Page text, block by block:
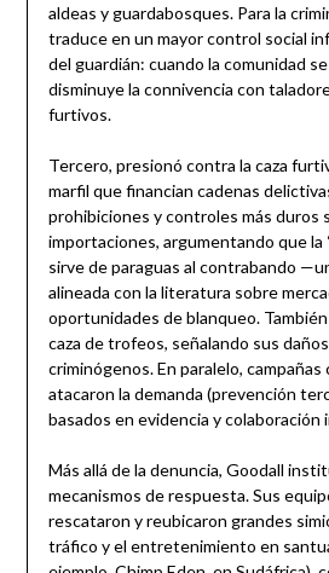
aldeas y guardabosques. Para la
traduce en un mayor control social
del guardián: cuando la comunidad
disminuye la connivencia con
furtivos.
Tercero, presionó contra la caza
marfil que financian cadenas
prohibiciones y controles más duros
importaciones, argumentando que la
sirve de paraguas al contrabando
alineada con la literatura sobre
oportunidades de blanqueo. También
caza de trofeos, señalando sus
criminógenos. En paralelo,
atacaron la demanda (prevención
basados en evidencia y colaboración
Más allá de la denuncia, Goodall
mecanismos de respuesta. Sus
rescataron y reubicaron grandes
tráfico y el entretenimiento en